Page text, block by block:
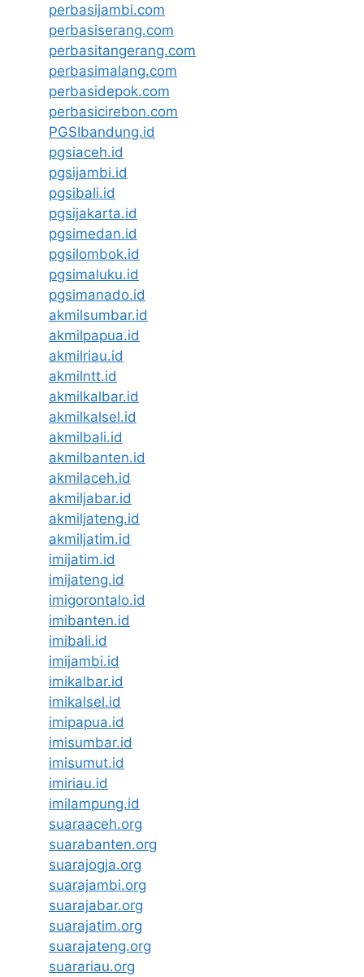
perbasijambi.com
perbasiserang.com
perbasitangerang.com
perbasimalang.com
perbasidepok.com
perbasicirebon.com
PGSIbandung.id
pgsiaceh.id
pgsijambi.id
pgsibali.id
pgsijakarta.id
pgsimedan.id
pgsilombok.id
pgsimaluku.id
pgsimanado.id
akmilsumbar.id
akmilpapua.id
akmilriau.id
akmilntt.id
akmilkalbar.id
akmilkalsel.id
akmilbali.id
akmilbanten.id
akmilaceh.id
akmiljabar.id
akmiljateng.id
akmiljatim.id
imijatim.id
imijateng.id
imigorontalo.id
imibanten.id
imibali.id
imijambi.id
imikalbar.id
imikalsel.id
imipapua.id
imisumbar.id
imisumut.id
imiriau.id
imilampung.id
suaraaceh.org
suarabanten.org
suarajogja.org
suarajambi.org
suarajabar.org
suarajatim.org
suarajateng.org
suarariau.org